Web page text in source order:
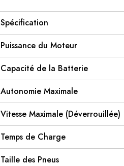
Spécification
Puissance du Moteur
Capacité de la Batterie
Autonomie Maximale
Vitesse Maximale (Déverrouillée)
Temps de Charge
Taille des Pneus